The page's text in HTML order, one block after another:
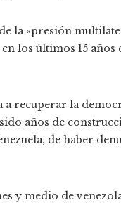
la «presión
los últimos 15
a recuperar la
años de
de haber
y medio de